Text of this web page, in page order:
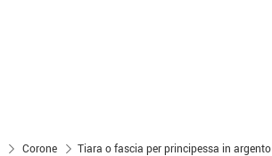
Corone Tiara o fascia per principessa in argento